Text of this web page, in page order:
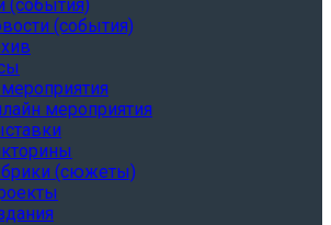
(события)
(события)
мероприятия
(сюжеты)